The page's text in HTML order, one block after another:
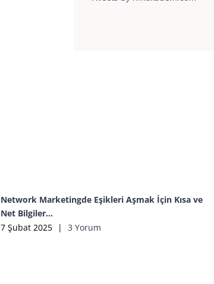
Network Marketingde Eşikleri Aşmak İçin Kısa ve
Net Bilgiler…
7 Şubat 2025
| 3 Yorum